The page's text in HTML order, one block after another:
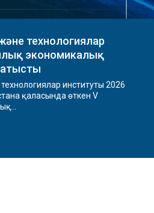
технологиялар
экономикалық
институты 2026
қаласында өткен V